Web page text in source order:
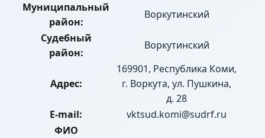
Муниципальный
район:
Воркутинский
Судебный
район:
Воркутинский
Адрес:
169901, Республика Коми,
г. Воркута, ул. Пушкина,
д. 28
E-mail:
vktsud.komi@sudrf.ru
ФИО